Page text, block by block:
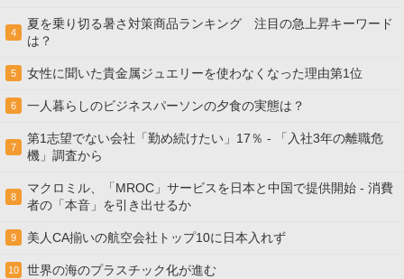
4
夏を乗り切る暑さ対策商品ランキング 注目の急上昇キーワード
は？
5 女性に聞いた貴金属ジュエリーを使わなくなった理由第1位
6 一人暮らしのビジネスパーソンの夕食の実態は？
7
第1志望でない会社「勤め続けたい」17％ - 「入社3年の離職危
機」調査から
8
マクロミル、「MROC」サービスを日本と中国で提供開始 - 消費
者の「本音」を引き出せるか
9 美人CA揃いの航空会社トップ10に日本入れず
10 世界の海のプラスチック化が進む